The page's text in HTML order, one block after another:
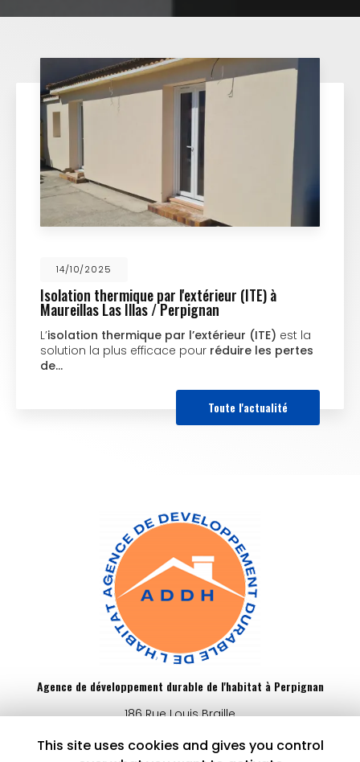
14/10/2025
Isolation thermique par l'extérieur (ITE) à
Maureillas Las Illas / Perpignan
L’isolation thermique par l’extérieur (ITE) est la
solution la plus efficace pour réduire les pertes
de…
Toute l'actualité
Agence de développement durable de l'habitat à Perpignan
186 Rue Louis Braille
04 68 62 88 77
This site uses cookies and gives you control